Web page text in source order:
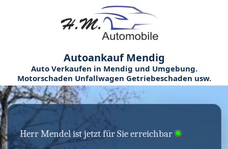
Autoankauf Mendig
Auto Verkaufen in Mendig und Umgebung.
Motorschaden Unfallwagen Getriebeschaden usw.
Herr Mendel ist jetzt für Sie erreichbar